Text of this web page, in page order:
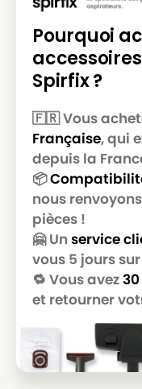
ROWENTA
ROWENTA
ROWENTA
ROWENTA
ROWENTA
POWER
ROWENTA
ROWENTA
ROWENTA
Pourquoi
Spirfix ?
🇫🇷 Vous
Française, qui
depuis la
📦
nous
pièces !
🤗 Un service
vous 5 jours sur
🔁 Vous avez
et retourner